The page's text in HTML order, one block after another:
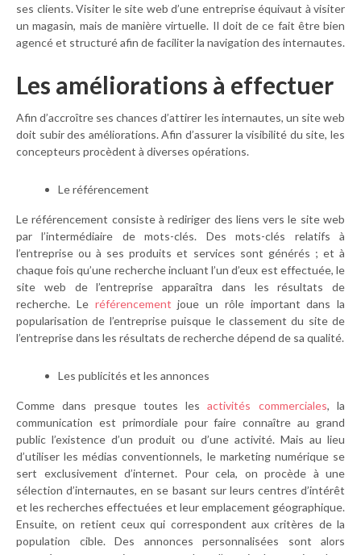
ses clients. Visiter le site web d’une entreprise équivaut à visiter
un magasin, mais de manière virtuelle. Il doit de ce fait être bien
agencé et structuré afin de faciliter la navigation des internautes.
Les améliorations à effectuer
Afin d’accroître ses chances d’attirer les internautes, un site web
doit subir des améliorations. Afin d’assurer la visibilité du site, les
concepteurs procèdent à diverses opérations.
Le référencement
Le référencement consiste à rediriger des liens vers le site web
par l’intermédiaire de mots-clés. Des mots-clés relatifs à
l’entreprise ou à ses produits et services sont générés ; et à
chaque fois qu’une recherche incluant l’un d’eux est effectuée, le
site web de l’entreprise apparaîtra dans les résultats de
recherche. Le référencement joue un rôle important dans la
popularisation de l’entreprise puisque le classement du site de
l’entreprise dans les résultats de recherche dépend de sa qualité.
Les publicités et les annonces
Comme dans presque toutes lesactivités commerciales, la
communication est primordiale pour faire connaître au grand
public l’existence d’un produit ou d’une activité. Mais au lieu
d’utiliser les médias conventionnels, le marketing numérique se
sert exclusivement d’internet. Pour cela, on procède à une
sélection d’internautes, en se basant sur leurs centres d’intérêt
et les recherches effectuées et leur emplacement géographique.
Ensuite, on retient ceux qui correspondent aux critères de la
population cible. Des annonces personnalisées sont alors